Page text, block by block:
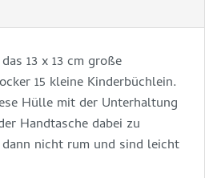
13 x 13 cm große
15 kleine Kinderbüchlein.
Hülle mit der Unterhaltung
Handtasche dabei zu
nicht rum und sind leicht